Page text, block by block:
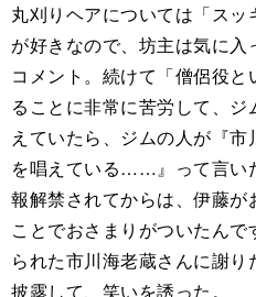
丸刈りヘアについては「ス
が好きなので、坊主は気に
コメント。続けて「僧侶役と
ることに非常に苦労して、
えていたら、ジムの人が『
を唱えている……』って言い
報解禁されてからは、伊藤が
ことでおさまりがついたん
られた市川海老蔵さんに謝
披露して、笑いを誘った。